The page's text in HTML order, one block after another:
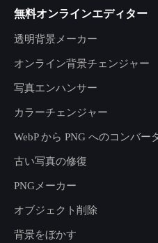
無料オンラインエディター
透明背景メーカー
オンライン背景チェンジャー
写真エンハンサー
カラーチェンジャー
WebP から PNG へのコンバー
古い写真の修復
PNGメーカー
オブジェクト削除
背景をぼかす